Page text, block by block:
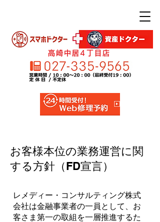
高崎中居4丁目店
お客様本位の業務運営に関
する方針（FD宣言）
レメディー・コンサルティング株式
会社は金融事業者の一員として、お
客さま第一の取組を一層推進するた